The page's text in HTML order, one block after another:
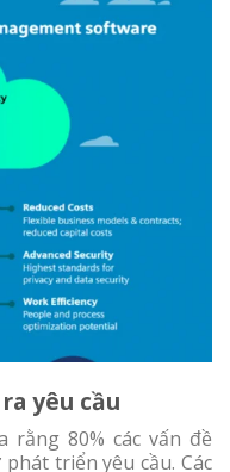
yêu cầu
80% các vấn đề
triển yêu cầu. Các